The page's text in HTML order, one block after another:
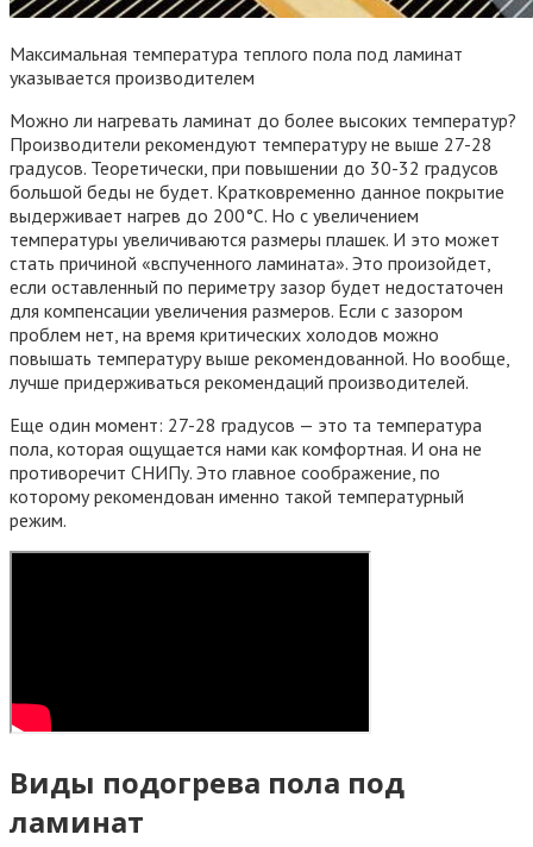
Максимальная температура теплого пола под ламинат
указывается производителем
Можно ли нагревать ламинат до более высоких температур?
Производители рекомендуют температуру не выше 27-28
градусов. Теоретически, при повышении до 30-32 градусов
большой беды не будет. Кратковременно данное покрытие
выдерживает нагрев до 200°C. Но с увеличением
температуры увеличиваются размеры плашек. И это может
стать причиной «вспученного ламината». Это произойдет,
если оставленный по периметру зазор будет недостаточен
для компенсации увеличения размеров. Если с зазором
проблем нет, на время критических холодов можно
повышать температуру выше рекомендованной. Но вообще,
лучше придерживаться рекомендаций производителей.
Еще один момент: 27-28 градусов — это та температура
пола, которая ощущается нами как комфортная. И она не
противоречит СНИПу. Это главное соображение, по
которому рекомендован именно такой температурный
режим.
Виды подогрева пола под
ламинат